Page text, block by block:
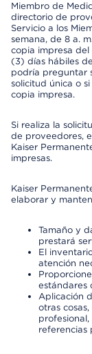
Miembro de
directorio de
Servicio a los
semana, de 8 a.
copia impresa
(3) días hábiles
podría preguntar
solicitud única o
copia impresa.
Si realiza la
de proveedores,
Kaiser
impresas.
Kaiser
elaborar y
Tamaño y
prestará
El
atención
estándares
Aplicación
otras
referencias